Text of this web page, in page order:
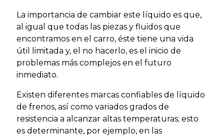
La importancia de cambiar este líquido es que,
al igual que todas las piezas y fluidos que
encontramos en el carro, éste tiene una vida
útil limitada y, el no hacerlo, es el inicio de
problemas más complejos en el futuro
inmediato.
Existen diferentes marcas confiables de líquido
de frenos, así como variados grados de
resistencia a alcanzar altas temperaturas; esto
es determinante, por ejemplo, en las